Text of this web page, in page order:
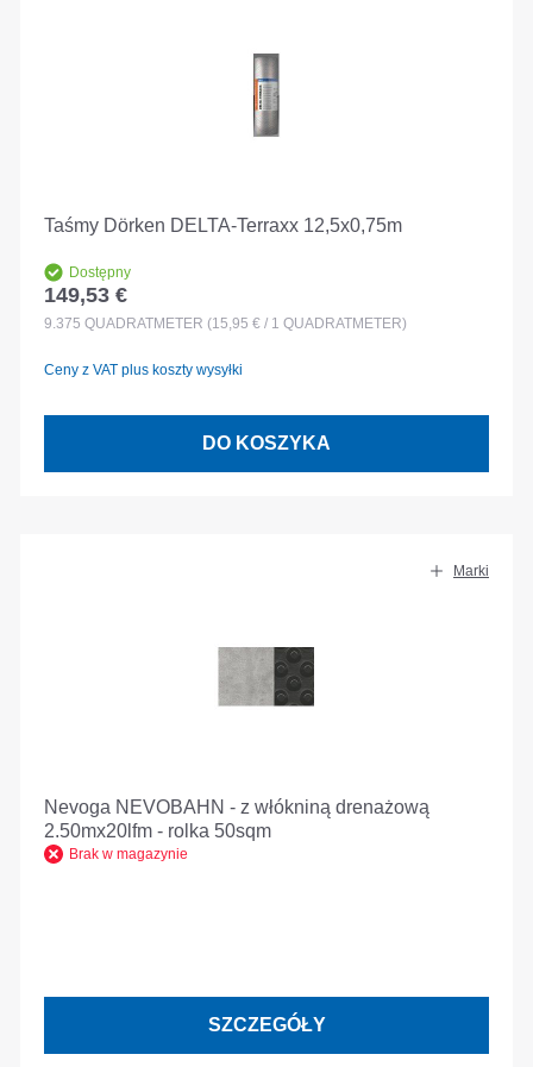
Taśmy Dörken DELTA-Terraxx 12,5x0,75m
Dostępny
Cena regularna:
149,53 €
9.375 QUADRATMETER (15,95 € / 1 QUADRATMETER)
Ceny z VAT plus koszty wysyłki
DO KOSZYKA
Marki
Nevoga NEVOBAHN - z włókniną drenażową
2.50mx20lfm - rolka 50sqm
Brak w magazynie
SZCZEGÓŁY